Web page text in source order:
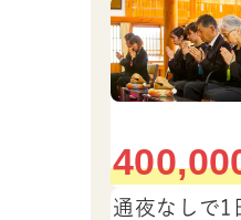
通夜なしで1